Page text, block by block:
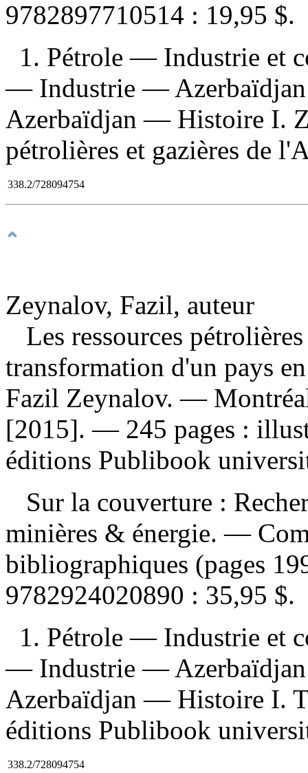
9782897710514 : 19,95 $.
1. Pétrole — Industrie et
— Industrie —
Azerbaïdjan — Histoire I.
pétrolières et gazières de
338.2/728094754
Zeynalov, Fazil, auteur
Les ressources
transformation d'un pays
Fazil Zeynalov. —
[2015]. — 245 pages :
éditions Publibook
Sur la couverture :
minières & énergie. —
bibliographiques (pages
9782924020890 : 35,95 $.
1. Pétrole — Industrie et
— Industrie —
Azerbaïdjan — Histoire I.
éditions Publibook
338.2/728094754